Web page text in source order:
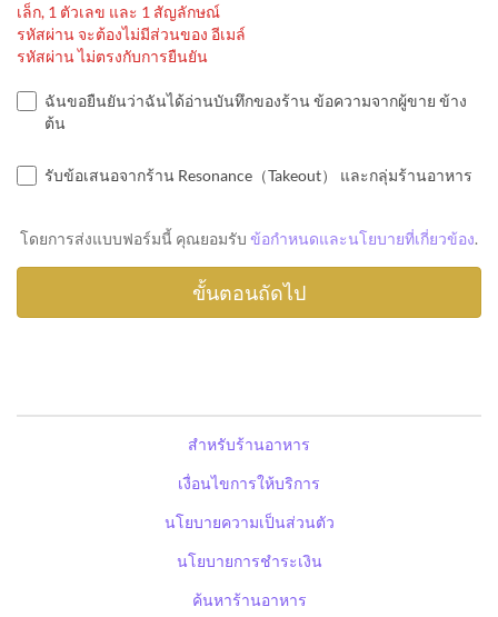
เล็ก, 1 ตัวเลข และ 1 สัญลักษณ์
รหัสผ่าน จะต้องไม่มีส่วนของ อีเมล์
รหัสผ่าน ไม่ตรงกับการยืนยัน
ฉันขอยืนยันว่าฉันได้อ่านบันทึกของร้าน ข้อความจากผู้ขาย ข้าง
ต้น
รับข้อเสนอจากร้าน Resonance（Takeout） และกลุ่มร้านอาหาร
โดยการส่งแบบฟอร์มนี้ คุณยอมรับ ข้อกำหนดและนโยบายที่เกี่ยวข้อง.
สำหรับร้านอาหาร
เงื่อนไขการให้บริการ
นโยบายความเป็นส่วนตัว
นโยบายการชำระเงิน
ค้นหาร้านอาหาร